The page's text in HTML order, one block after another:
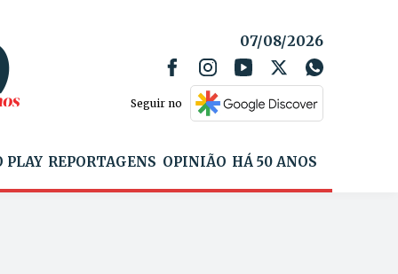
07/08/2026
Seguir no
PLAY REPORTAGENS OPINIÃO HÁ 50 ANOS